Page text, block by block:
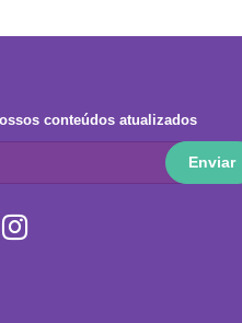
conteúdos atualizados
Enviar